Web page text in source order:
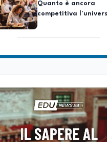
italiana? Cosa
Università5 ago
scorrere la
Lavoro5 ago
Volontariato,
l’intesa triennale
Ministero del Lavoro
CSVnet ETS